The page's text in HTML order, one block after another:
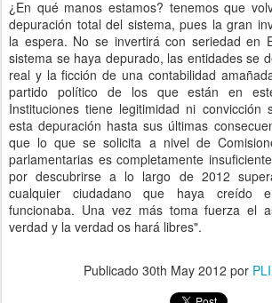
¿En qué manos estamos? tenemos que
depuración total del sistema, pues la gran
la espera. No se invertirá con seriedad en
sistema se haya depurado, las entidades se
real y la ficción de una contabilidad
partido político de los que están en
Instituciones tiene legitimidad ni convicción
esta depuración hasta sus últimas
que lo que se solicita a nivel de
parlamentarias es completamente
por descubrirse a lo largo de 2012
cualquier ciudadano que haya creído
funcionaba. Una vez más toma fuerza el
verdad y la verdad os hará libres".
Publicado 30th May 2012 por